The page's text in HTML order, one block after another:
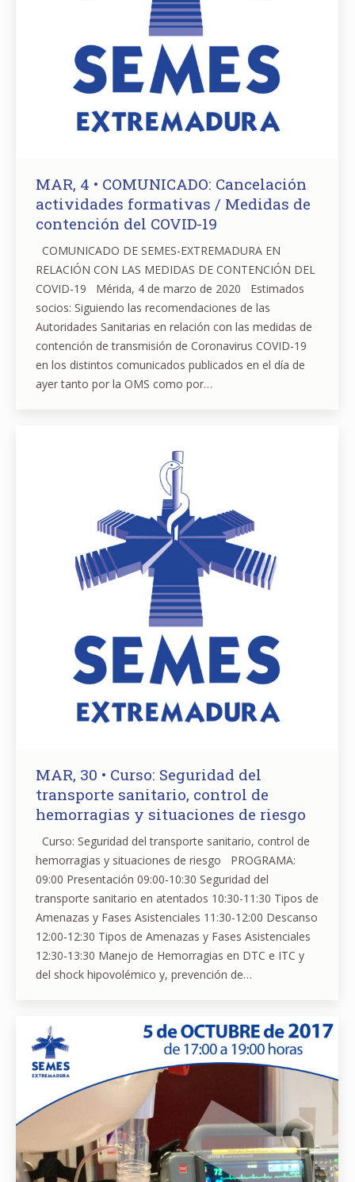
MAR, 4 • COMUNICADO: Cancelación
actividades formativas / Medidas de
contención del COVID-19
COMUNICADO DE SEMES-EXTREMADURA EN
RELACIÓN CON LAS MEDIDAS DE CONTENCIÓN DEL
COVID-19 Mérida, 4 de marzo de 2020 Estimados
socios: Siguiendo las recomendaciones de las
Autoridades Sanitarias en relación con las medidas de
contención de transmisión de Coronavirus COVID-19
en los distintos comunicados publicados en el día de
ayer tanto por la OMS como por…
MAR, 30 • Curso: Seguridad del
transporte sanitario, control de
hemorragias y situaciones de riesgo
Curso: Seguridad del transporte sanitario, control de
hemorragias y situaciones de riesgo PROGRAMA:
09:00 Presentación 09:00-10:30 Seguridad del
transporte sanitario en atentados 10:30-11:30 Tipos de
Amenazas y Fases Asistenciales 11:30-12:00 Descanso
12:00-12:30 Tipos de Amenazas y Fases Asistenciales
12:30-13:30 Manejo de Hemorragias en DTC e ITC y
del shock hipovolémico y, prevención de…